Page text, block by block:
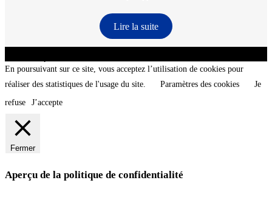
Lire la suite
En poursuivant sur ce site, vous acceptez l’utilisation de cookies pour
réaliser des statistiques de l'usage du site.
Paramètres des cookies
Je
refuse
J’accepte
Fermer
Aperçu de la politique de confidentialité